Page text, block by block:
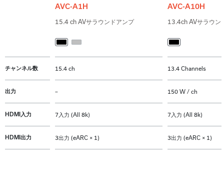
チャンネル数
出力
HDMI入力
HDMI出力
AVC-A1H
15.4 ch AVサラウンドアンプ
15.4 ch
–
7入力 (All 8k)
3出力 (eARC × 1)
AVC-A10H
13.4ch AVサラウン
13.4 Channels
150 W / ch
7入力 (All 8k)
3出力 (eARC × 1)